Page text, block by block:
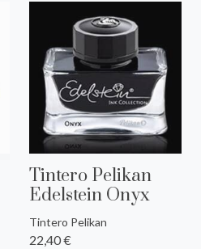
Tintero Pelikan
Edelstein Onyx
Tintero Pelikan
22,40 €